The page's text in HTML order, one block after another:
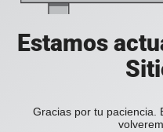
Estamos
Gracias por tu paciencia.